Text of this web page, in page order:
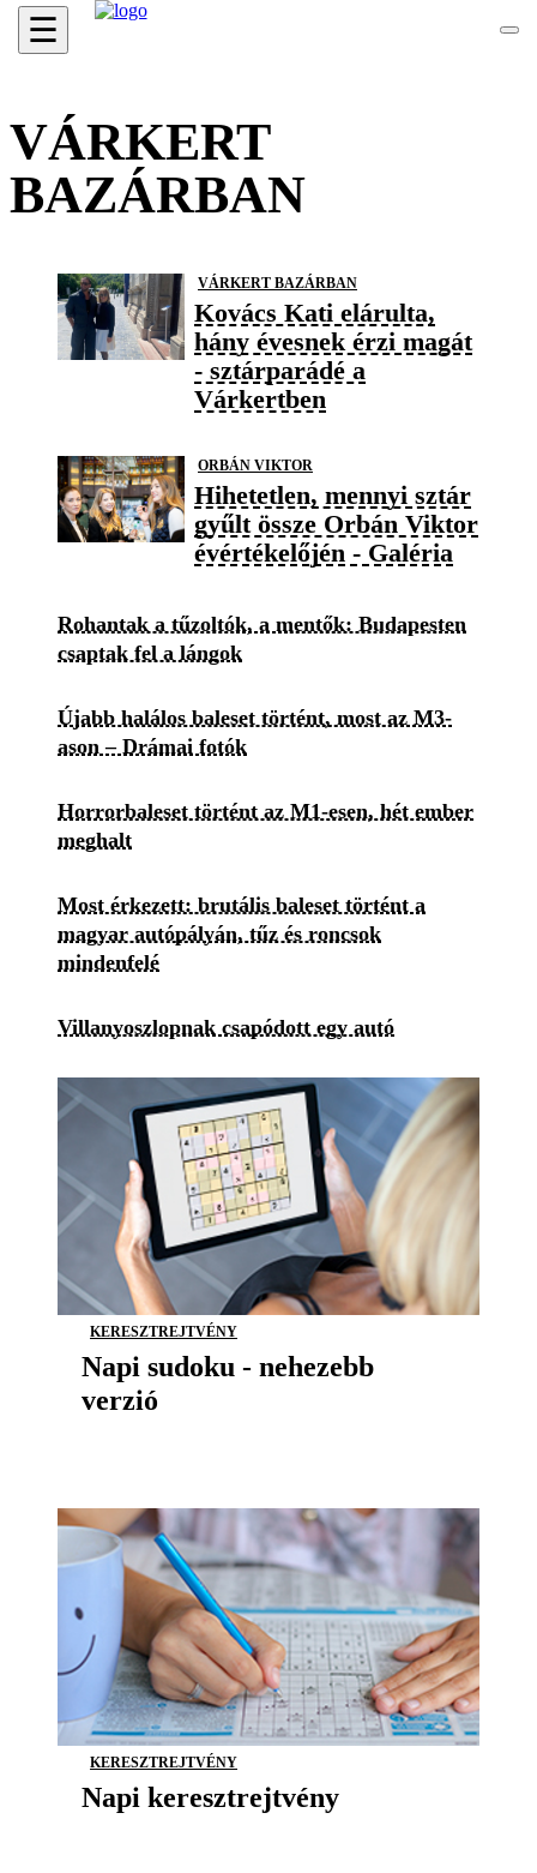
☰
VÁRKERT
BAZÁRBAN
VÁRKERT BAZÁRBAN
Kovács Kati elárulta,
hány évesnek érzi magát
- sztárparádé a
Várkertben
ORBÁN VIKTOR
Hihetetlen, mennyi sztár
gyűlt össze Orbán Viktor
évértékelőjén - Galéria
Rohantak a tűzoltók, a mentők: Budapesten
csaptak fel a lángok
Újabb halálos baleset történt, most az M3-
ason – Drámai fotók
Horrorbaleset történt az M1-esen, hét ember
meghalt
Most érkezett: brutális baleset történt a
magyar autópályán, tűz és roncsok
mindenfelé
Villanyoszlopnak csapódott egy autó
KERESZTREJTVÉNY
Napi sudoku - nehezebb
verzió
KERESZTREJTVÉNY
Napi keresztrejtvény